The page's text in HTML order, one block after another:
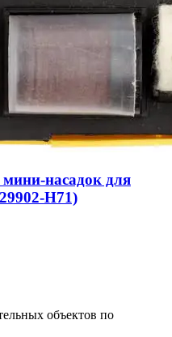
насадок для
H71)
объектов по